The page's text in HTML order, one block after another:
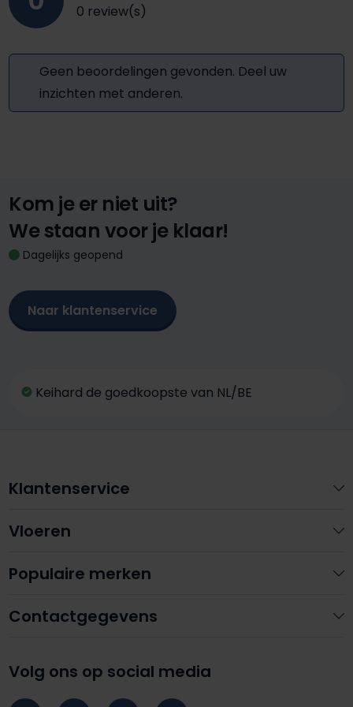
0 review(s)
Geen beoordelingen gevonden. Deel uw
inzichten met anderen.
Kom je er niet uit?
We staan voor je klaar!
Dagelijks geopend
Naar klantenservice
Keihard de goedkoopste van NL/BE
Contactgegevens
Volg ons op social media
Klantenservice
Vloeren
Populaire merken